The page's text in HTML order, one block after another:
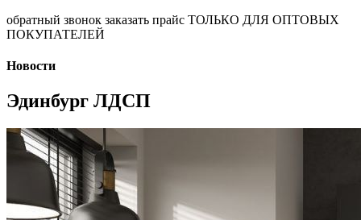
обратный звонок заказать прайс ТОЛЬКО ДЛЯ ОПТОВЫХ
ПОКУПАТЕЛЕЙ
Новости
Эдинбург ЛДСП